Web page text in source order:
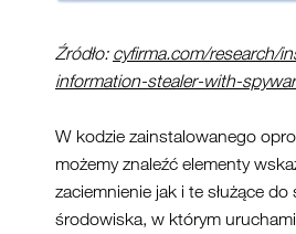
Źródło: cyfirma.com/research/
information-stealer-with-
W kodzie zainstalowanego
możemy znaleźć elementy
zaciemnienie jak i te służące
środowiska, w którym